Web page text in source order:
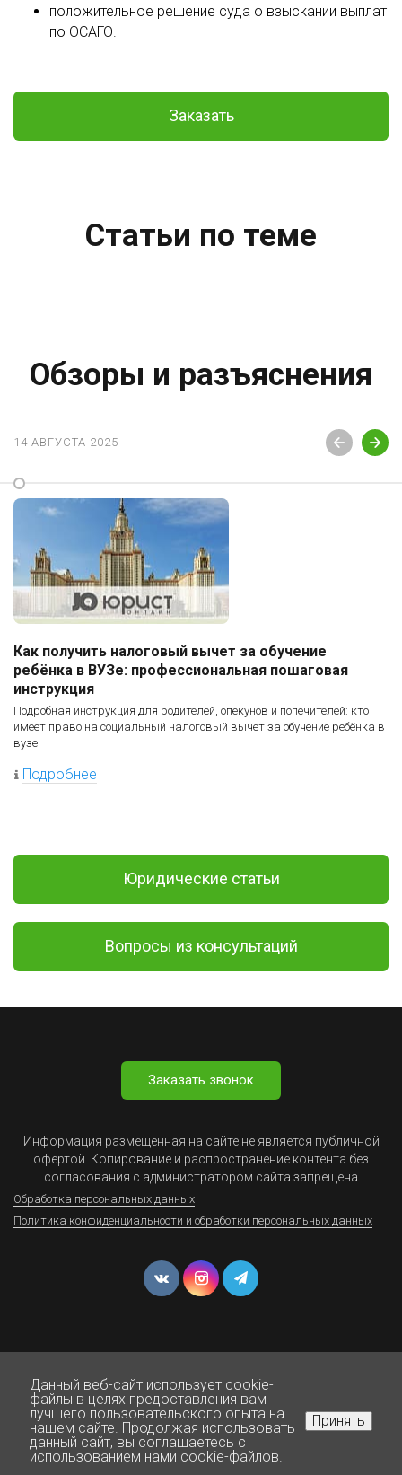
положительное решение суда о взыскании выплат
по ОСАГО.
Заказать
Статьи по теме
Обзоры и разъяснения
14 АВГУСТА 2025
Как получить налоговый вычет за обучение
ребёнка в ВУЗе: профессиональная пошаговая
инструкция
Подробная инструкция для родителей, опекунов и попечителей: кто
имеет право на социальный налоговый вычет за обучение ребёнка в
вузе
Подробнее
Юридические статьи
Вопросы из консультаций
Заказать звонок
Информация размещенная на сайте не является публичной
офертой. Копирование и распространение контента без
согласования с администратором сайта запрещена
Обработка персональных данных
Политика конфиденциальности и обработки персональных данных
© Юрист Онлайн - Все права защищены 1999-2025
Данный веб-сайт использует cookie-
файлы в целях предоставления вам
лучшего пользовательского опыта на
нашем сайте. Продолжая использовать
данный сайт, вы соглашаетесь с
использованием нами cookie-файлов.
Принять